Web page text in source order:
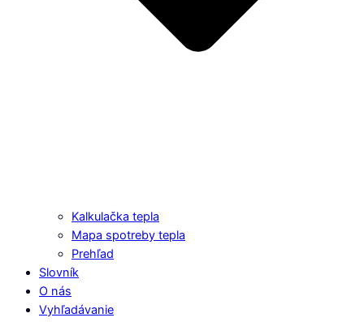
Kalkulačka tepla
Mapa spotreby tepla
Prehľad
Slovník
O nás
Vyhľadávanie